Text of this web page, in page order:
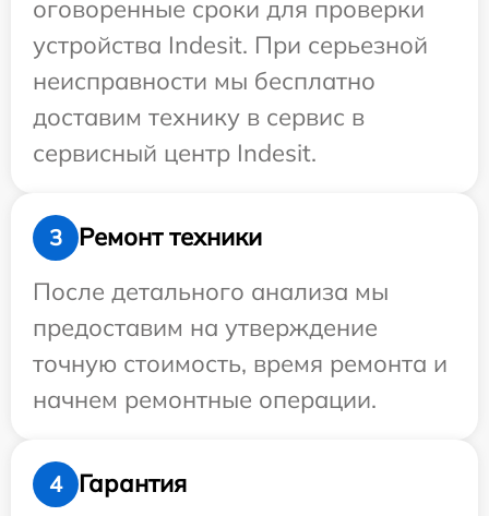
оговоренные сроки для проверки
устройства Indesit. При серьезной
неисправности мы бесплатно
доставим технику в сервис в
сервисный центр Indesit.
3
Ремонт техники
После детального анализа мы
предоставим на утверждение
точную стоимость, время ремонта и
начнем ремонтные операции.
4
Гарантия